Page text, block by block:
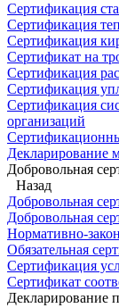
Сертификация
Сертификация
Сертификация
Сертификат на
Сертификация
Сертификация
Сертификация
организаций
Декларирование
Добровольная
Назад
Добровольная
Добровольная
Нормативно-
Обязательная
Сертификация
Сертификат
Декларирование